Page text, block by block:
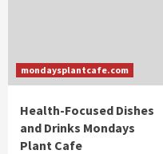
mondaysplantcafe.com
Health-Focused Dishes
and Drinks Mondays
Plant Cafe